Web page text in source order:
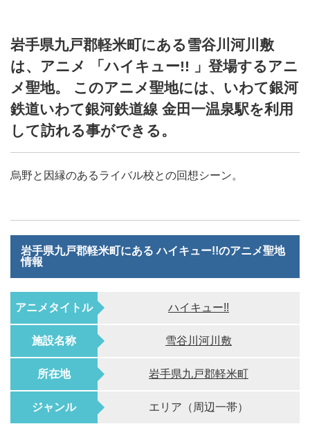
岩手県九戸郡軽米町にある雪谷川河川敷
は、アニメ 「ハイキュー!! 」登場するアニ
メ聖地。 このアニメ聖地には、いわて銀河
鉄道いわて銀河鉄道線 金田一温泉駅を利用
して訪れる事ができる。
烏野と因縁のあるライバル校との回想シーン。
岩手県九戸郡軽米町にある ハイキュー!!のアニメ聖地
情報
アニメタイトル ハイキュー!!
施設名称 雪谷川河川敷
所在地 岩手県九戸郡軽米町
ジャンル エリア（周辺一帯）